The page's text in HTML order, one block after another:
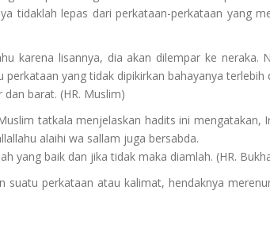
tidaklah lepas dari perkataan-perkataan yang
karena lisannya, dia akan dilempar ke neraka.
yang tidak dipikirkan bahayanya
barat. (HR. Muslim)
tatkala menjelaskan hadits ini mengatakan,
alaihi wa sallam juga bersabda.
yang baik dan jika tidak maka diamlah. (HR.
perkataan atau kalimat, hendaknya